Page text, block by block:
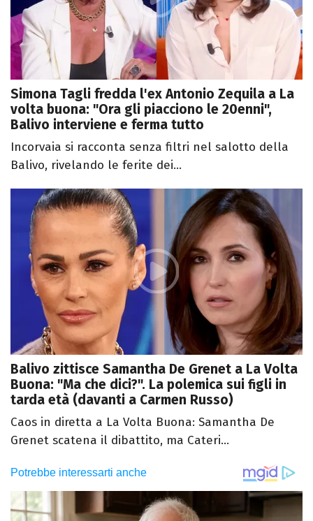
Simona Tagli fredda l'ex Antonio Zequila a La
volta buona: "Ora gli piacciono le 20enni",
Balivo interviene e ferma tutto
Incorvaia si racconta senza filtri nel salotto della
Balivo, rivelando le ferite dei...
Balivo zittisce Samantha De Grenet a La Volta
Buona: "Ma che dici?". La polemica sui figli in
tarda età (davanti a Carmen Russo)
Caos in diretta a La Volta Buona: Samantha De
Grenet scatena il dibattito, ma Cateri...